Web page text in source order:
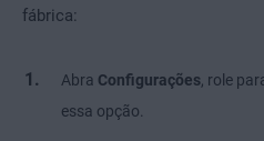
fábrica:
Abra Configurações, role
essa opção.